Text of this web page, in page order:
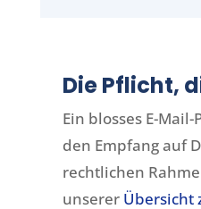
Die Pflicht,
Ein blosses E-
den Empfang auf
rechtlichen
unserer Übersicht